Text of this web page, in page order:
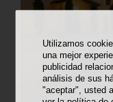
Utilizamos
una mejor
publicidad
análisis de sus
"aceptar", usted